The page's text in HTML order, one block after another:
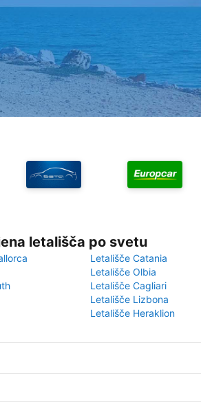
letališča po svetu
Letališče Catania
Letališče Olbia
Letališče Cagliari
Letališče Lizbona
Letališče Heraklion